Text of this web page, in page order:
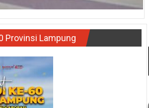
Provinsi Lampung